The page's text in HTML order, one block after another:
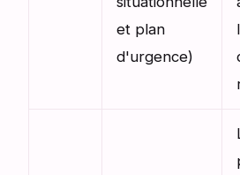
et plan
d'urgence)